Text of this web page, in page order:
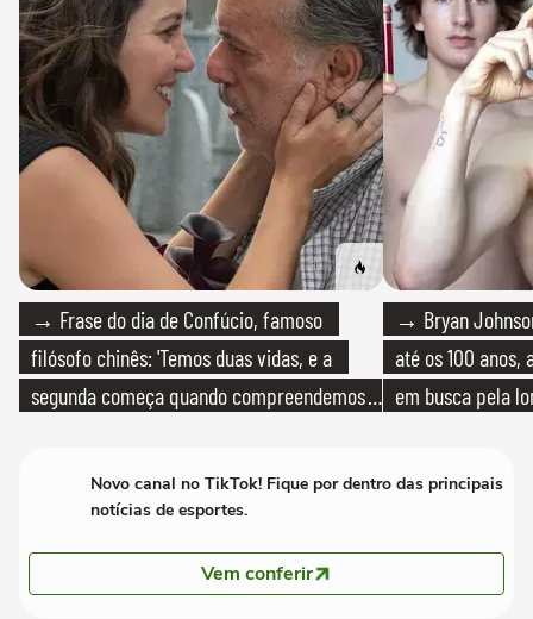
→ Frase do dia de Confúcio, famoso
filósofo chinês: 'Temos duas vidas, e a
segunda começa quando compreendemos
→ Bryan
até os 100
em busca pela
Novo canal no TikTok! Fique por dentro das principais
notícias de esportes.
Vem conferir